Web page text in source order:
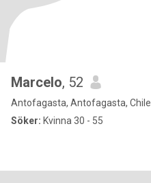
Marcelo, 52
Antofagasta, Antofagasta, Chile
Söker: Kvinna 30 - 55